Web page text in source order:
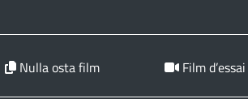
Nulla osta film Film d’essai